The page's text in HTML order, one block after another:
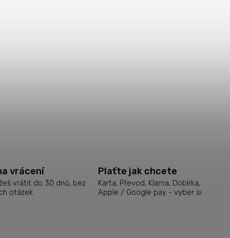
vrácení
vrátit do 30 dnů, bez
otázek
Plaťte jak chcete
Karta, Převod, Klarna, Dobírka,
Apple / Google pay - vyber si